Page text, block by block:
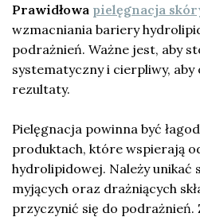
Prawidłowa pielęgnacja
wzmacniania bariery
podrażnień. Ważne jest, aby
systematyczny i cierpliwy, aby
rezultaty.
Pielęgnacja powinna być
produktach, które wspierają
hydrolipidowej. Należy unikać
myjących oraz drażniących
przyczynić się do